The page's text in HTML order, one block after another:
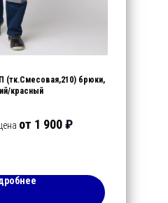
(тк.Смесовая,210) брюки,
красный
от 1 900₽